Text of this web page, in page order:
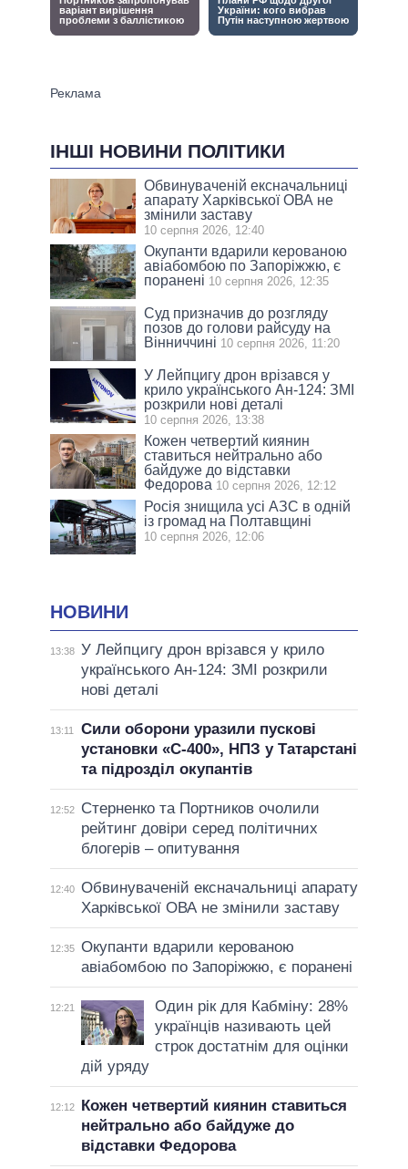
ІНШІ НОВИНИ ПОЛІТИКИ
Обвинуваченій ексначальниці
апарату Харківської ОВА не
змінили заставу
10 серпня 2026, 12:40
Окупанти вдарили керованою
авіабомбою по Запоріжжю, є
поранені 10 серпня 2026, 12:35
Суд призначив до розгляду
позов до голови райсуду на
Вінниччині 10 серпня 2026, 11:20
У Лейпцигу дрон врізався у
крило українського Ан-124: ЗМІ
розкрили нові деталі
10 серпня 2026, 13:38
Кожен четвертий киянин
ставиться нейтрально або
байдуже до відставки
Федорова 10 серпня 2026, 12:12
Росія знищила усі АЗС в одній
із громад на Полтавщині
10 серпня 2026, 12:06
НОВИНИ
13:38 У Лейпцигу дрон врізався у крило
українського Ан-124: ЗМІ розкрили
нові деталі
13:11
Сили оборони уразили пускові
установки «С-400», НПЗ у Татарстані
та підрозділ окупантів
12:52
Стерненко та Портников очолили
рейтинг довіри серед політичних
блогерів – опитування
12:40 Обвинуваченій ексначальниці апарату
Харківської ОВА не змінили заставу
12:35 Окупанти вдарили керованою
авіабомбою по Запоріжжю, є поранені
12:21
Один рік для Кабміну: 28%
українців називають цей
строк достатнім для оцінки
дій уряду
12:12
Кожен четвертий киянин ставиться
нейтрально або байдуже до
відставки Федорова